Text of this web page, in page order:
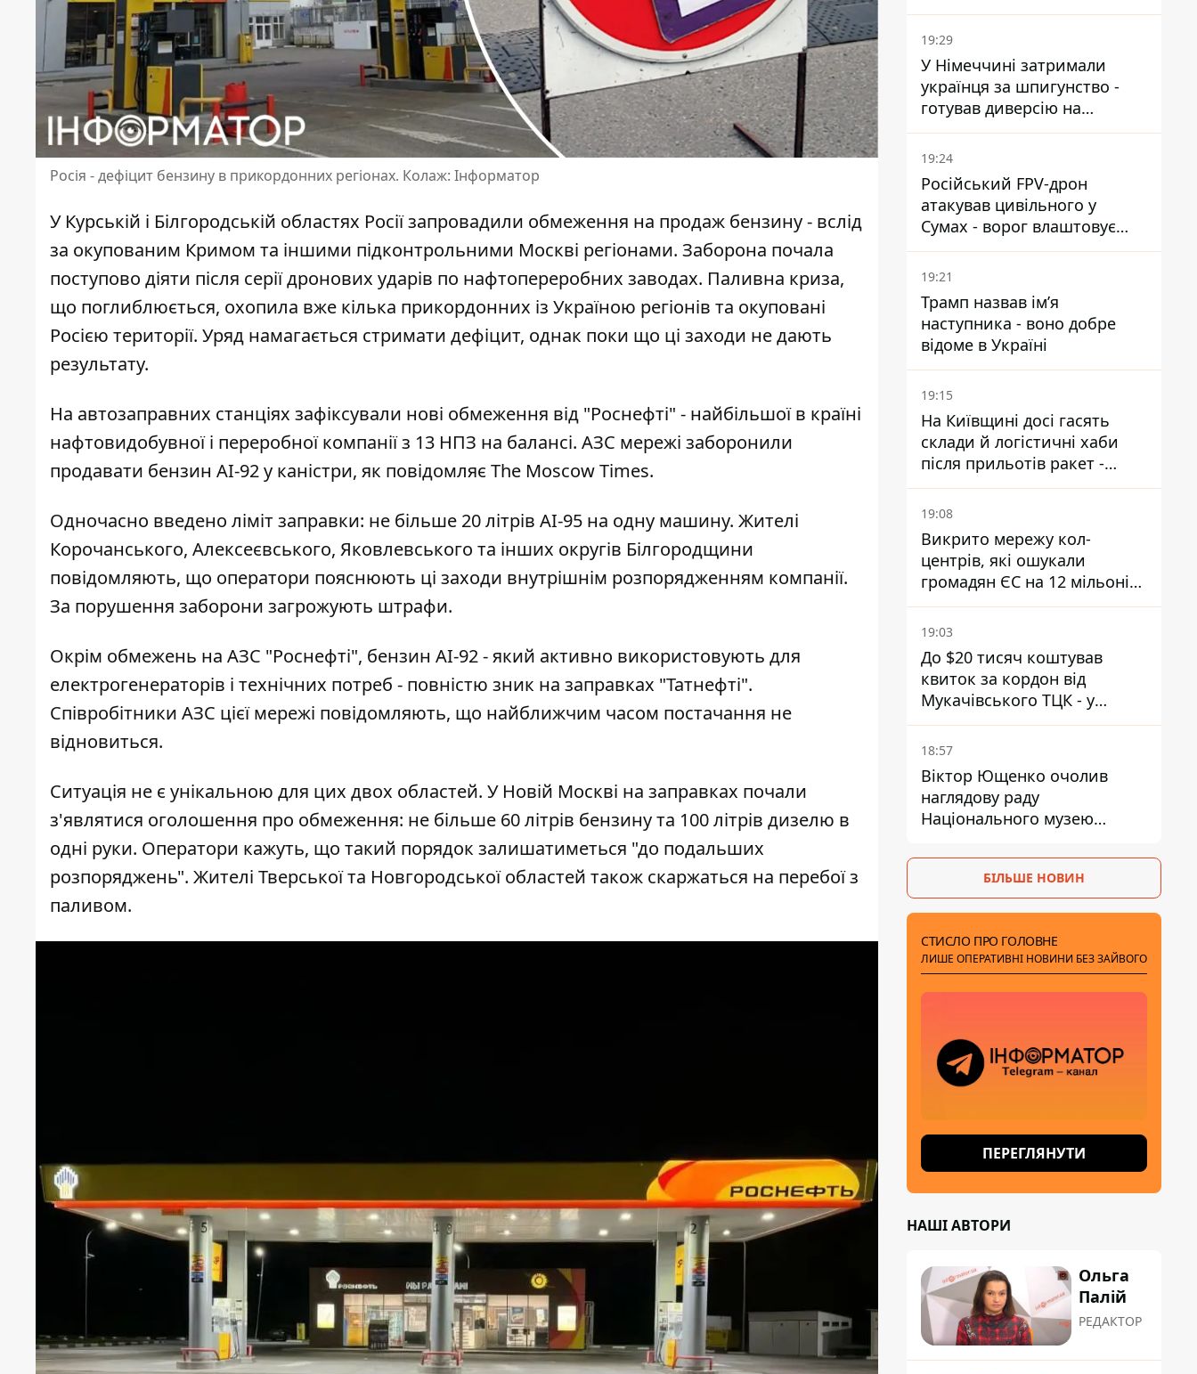
Росія - дефіцит бензину в прикордонних регіонах. Колаж: Інформатор
У Курській і Білгородській областях Росії запровадили обмеження на продаж бензину - вслід
за окупованим Кримом та іншими підконтрольними Москві регіонами. Заборона почала
поступово діяти після серії дронових ударів по нафтопереробних заводах. Паливна криза,
що поглиблюється, охопила вже кілька прикордонних із Україною регіонів та окуповані
Росією території. Уряд намагається стримати дефіцит, однак поки що ці заходи не дають
результату.
На автозаправних станціях зафіксували нові обмеження від "Роснефті" - найбільшої в країні
нафтовидобувної і переробної компанії з 13 НПЗ на балансі. АЗС мережі заборонили
продавати бензин АІ-92 у каністри, як повідомляє The Moscow Times.
Одночасно введено ліміт заправки: не більше 20 літрів АІ-95 на одну машину. Жителі
Корочанського, Алексеєвського, Яковлевського та інших округів Білгородщини
повідомляють, що оператори пояснюють ці заходи внутрішнім розпорядженням компанії.
За порушення заборони загрожують штрафи.
Окрім обмежень на АЗС "Роснефті", бензин АІ-92 - який активно використовують для
електрогенераторів і технічних потреб - повністю зник на заправках "Татнефті".
Співробітники АЗС цієї мережі повідомляють, що найближчим часом постачання не
відновиться.
Ситуація не є унікальною для цих двох областей. У Новій Москві на заправках почали
з'являтися оголошення про обмеження: не більше 60 літрів бензину та 100 літрів дизелю в
одні руки. Оператори кажуть, що такий порядок залишатиметься "до подальших
розпоряджень". Жителі Тверської та Новгородської областей також скаржаться на перебої з
паливом.
19:29
У Німеччині затримали
українця за шпигунство -
готував диверсію на
військовому підприємстві
19:24
Російський FPV-дрон
атакував цивільного у
Сумах - ворог влаштовує
полювання на людей у
містах
19:21
Трамп назвав імʼя
наступника - воно добре
відоме в Україні
19:15
На Київщині досі гасять
склади й логістичні хаби
після прильотів ракет -
ДСНС
19:08
Викрито мережу кол-
центрів, які ошукали
громадян ЄС на 12 мільонів
- спільна операція поліції
України та Чехії
19:03
До $20 тисяч коштував
квиток за кордон від
Мукачівського ТЦК - у
гучній справі перші підозри
отримали двоє колишніх
керівників
18:57
Віктор Ющенко очолив
наглядову раду
Національного музею
відомо про посаду
БІЛЬШЕ НОВИН
СТИСЛО ПРО ГОЛОВНЕ
ЛИШЕ ОПЕРАТИВНІ НОВИНИ БЕЗ ЗАЙВОГО
ПЕРЕГЛЯНУТИ
НАШІ АВТОРИ
Ольга
Палій
РЕДАКТОР